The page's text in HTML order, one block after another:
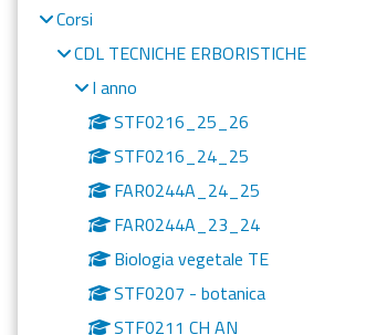
Corsi
CDL TECNICHE ERBORISTICHE
I anno
STF0216_25_26
STF0216_24_25
FAR0244A_24_25
FAR0244A_23_24
Biologia vegetale TE
STF0207 - botanica
STF0211 CH AN